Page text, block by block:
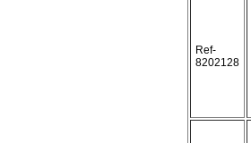
Ref-
8202128